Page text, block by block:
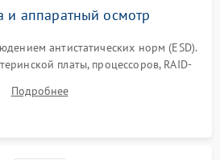
и аппаратный осмотр
антистатических норм (ESD).
платы, процессоров, RAID-
питания на наличие термических
прогаров или окислений.
Подробнее